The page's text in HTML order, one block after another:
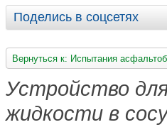
Поделись в соцсетях
Вернуться к: Испытания
Устройство
жидкости в